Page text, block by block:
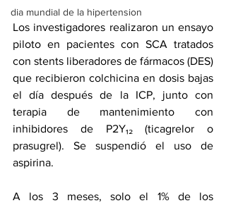
dia mundial de la hipertension
Los investigadores realizaron un ensayo
piloto en pacientes con SCA tratados
con stents liberadores de fármacos (DES)
que recibieron colchicina en dosis bajas
el día después de la ICP, junto con
terapia de mantenimiento con
inhibidores de P2Y₁₂ (ticagrelor o
prasugrel). Se suspendió el uso de
aspirina.
A los 3 meses, solo el 1% de los